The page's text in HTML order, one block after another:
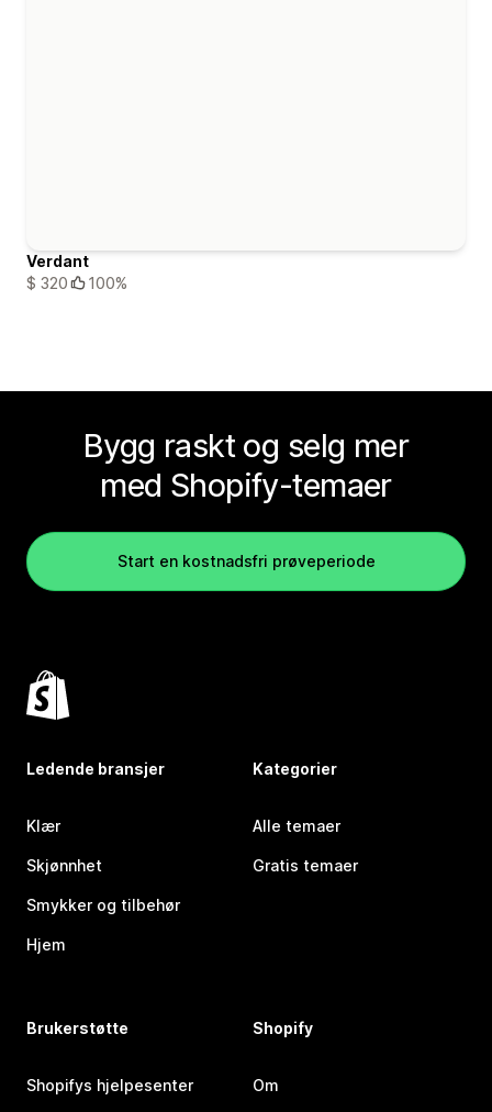
Verdant
$ 320
100%
Bygg raskt og selg mer
med Shopify-temaer
Start en kostnadsfri prøveperiode
Ledende bransjer
Klær
Skjønnhet
Smykker og tilbehør
Hjem
Kategorier
Alle temaer
Gratis temaer
Brukerstøtte
Shopifys hjelpesenter
Shopify
Om